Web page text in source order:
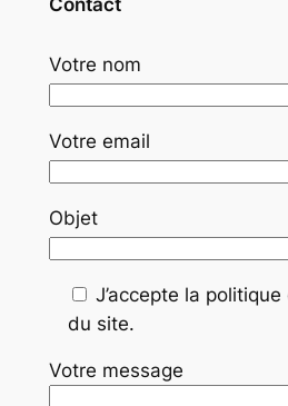
Contact
Votre nom
Votre email
Objet
J’accepte la
du site.
Votre message